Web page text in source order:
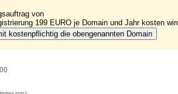
von
199 EURO je Domain und Jahr kosten